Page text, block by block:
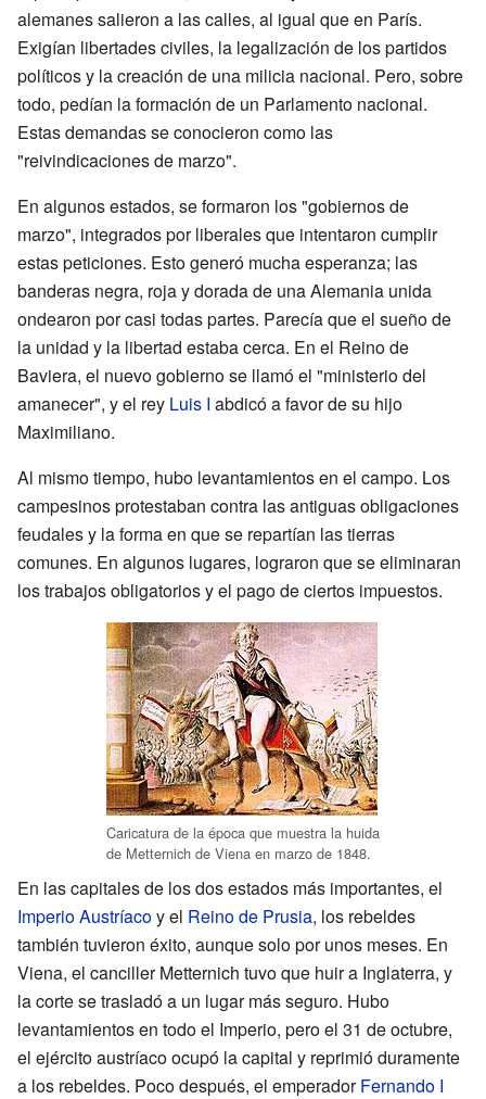
alemanes salieron a las calles, al igual que en París.
Exigían libertades civiles, la legalización de los partidos
políticos y la creación de una milicia nacional. Pero, sobre
todo, pedían la formación de un Parlamento nacional.
Estas demandas se conocieron como las
"reivindicaciones de marzo".
En algunos estados, se formaron los "gobiernos de
marzo", integrados por liberales que intentaron cumplir
estas peticiones. Esto generó mucha esperanza; las
banderas negra, roja y dorada de una Alemania unida
ondearon por casi todas partes. Parecía que el sueño de
la unidad y la libertad estaba cerca. En el Reino de
Baviera, el nuevo gobierno se llamó el "ministerio del
amanecer", y el rey Luis I abdicó a favor de su hijo
Maximiliano.
Al mismo tiempo, hubo levantamientos en el campo. Los
campesinos protestaban contra las antiguas obligaciones
feudales y la forma en que se repartían las tierras
comunes. En algunos lugares, lograron que se eliminaran
los trabajos obligatorios y el pago de ciertos impuestos.
Caricatura de la época que muestra la huida
de Metternich de Viena en marzo de 1848.
En las capitales de los dos estados más importantes, el
Imperio Austríacoy el Reino de Prusia, los rebeldes
también tuvieron éxito, aunque solo por unos meses. En
Viena, el canciller Metternich tuvo que huir a Inglaterra, y
la corte se trasladó a un lugar más seguro. Hubo
levantamientos en todo el Imperio, pero el 31 de octubre,
el ejército austríaco ocupó la capital y reprimió duramente
a los rebeldes. Poco después, el emperadorFernando I